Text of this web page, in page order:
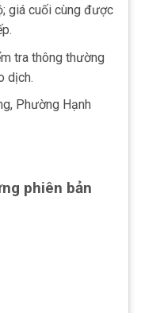
giá cuối cùng được
tra thông thường
dịch.
Phường Hạnh
phiên bản